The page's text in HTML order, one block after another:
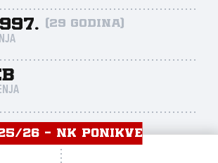
(29 godina)
26 - NK PONIKVE